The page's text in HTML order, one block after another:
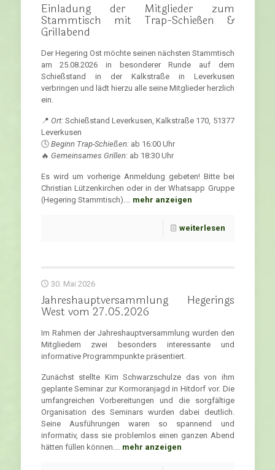
Einladung der Mitglieder zum
Stammtisch mit Trap-Schießen &
Grillabend
Der Hegering Ost möchte seinen nächsten Stammtisch
am 25.08.2026 in besonderer Runde auf dem
Schießstand in der Kalkstraße in Leverkusen
verbringen und lädt hierzu alle seine Mitglieder herzlich
ein.
📍 Ort:Schießstand Leverkusen, Kalkstraße 170, 51377
Leverkusen
🕓 Beginn Trap-Schießen:ab 16:00 Uhr
🔥 Gemeinsames Grillen:ab 18:30 Uhr
Es wird um vorherige Anmeldung gebeten! Bitte bei
Christian Lützenkirchen oder in der Whatsapp Gruppe
(Hegering Stammtisch).… mehr anzeigen
weiterlesen
30. Mai 2026
Jahreshauptversammlung Hegerings
West vom 27.05.2026
Im Rahmen der Jahreshauptversammlung wurden den
Mitgliedern zwei besonders interessante und
informative Programmpunkte präsentiert.
Zunächst stellte Kim Schwarzschulze das von ihm
geplante Seminar zur Kormoranjagd in Hitdorf vor. Die
umfangreichen Vorbereitungen und die sorgfältige
Organisation des Seminars wurden dabei deutlich.
Seine Ausführungen waren so spannend und
informativ, dass sie problemlos einen ganzen Abend
hätten füllen können.… mehr anzeigen